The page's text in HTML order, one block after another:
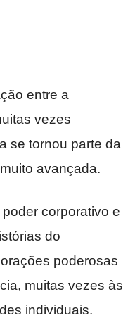
entre a
vezes
se tornou parte da
avançada.
corporativo e
do
poderosas
muitas vezes às
individuais.